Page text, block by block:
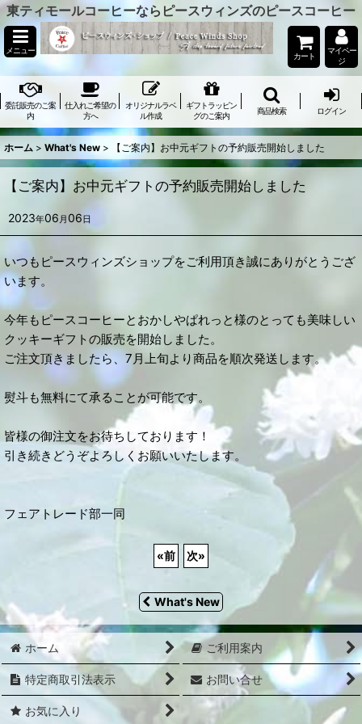
東ティモールコーヒーならピースウィンズのピースコーヒー
メニュー
カート
マイペー
ジ
委託販売のご案
内
仕入れご希望の
方へ
オリジナルラベ
ル作成
ギフトラッピン
グのご案内
商品検索 ログイン
ホーム > What's New > 【ご案内】お中元ギフトの予約販売開始しました
【ご案内】お中元ギフトの予約販売開始しました
2023年06 月06日
いつもピースウィンズショップをご利用頂き誠にありがとうござ
います。
今年もピースコーヒーとおかしやぱれっと様のとっても美味しい
クッキーギフトの販売を開始しました。
ご注文頂きましたら、7月上旬より商品を順次発送します。
熨斗も無料にて承ることが可能です。
皆様の御注文をお待ちしております！
引き続きどうぞよろしくお願いいたします。
フェアトレード部一同
«前 次»
What's New
ホーム ご利用案内
特定商取引法表示 お問い合せ
お気に入り